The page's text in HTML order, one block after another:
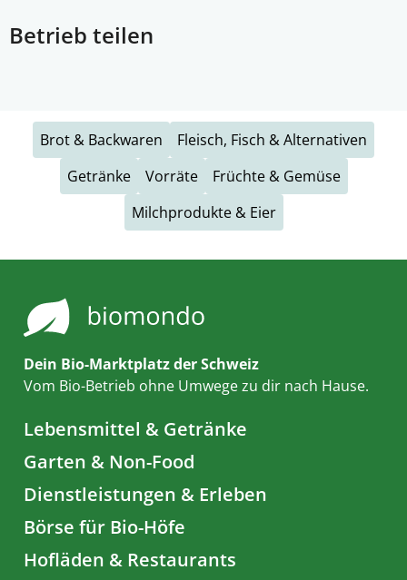
Betrieb teilen
Brot & Backwaren
Fleisch, Fisch & Alternativen
Getränke
Vorräte
Früchte & Gemüse
Milchprodukte & Eier
Dein Bio-Marktplatz der Schweiz
Vom Bio-Betrieb ohne Umwege zu dir nach Hause.
Lebensmittel & Getränke
Garten & Non-Food
Dienstleistungen & Erleben
Börse für Bio-Höfe
Hofläden & Restaurants